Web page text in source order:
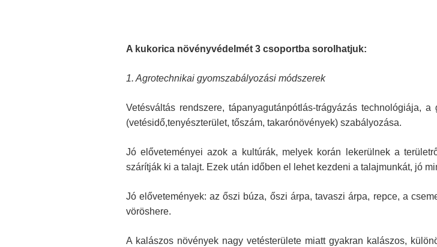
A kukorica növényvédelmét 3 csoportba sorolhatjuk:
1. Agrotechnikai gyomszabályozási módszerek
Vetésváltás rendszere, tápanyagutánpótlás-trágyázás technológiája,
(vetésidő,tenyészterület, tőszám, takarónövények) szabályozása.
Jó előveteményei azok a kultúrák, melyek korán lekerülnek a
szárítják ki a talajt. Ezek után időben el lehet kezdeni a talajmunkát, jó
Jó elővetemények: az őszi búza, őszi árpa, tavaszi árpa, repce, a
vöröshere.
A kalászos növények nagy vetésterülete miatt gyakran kalászos,